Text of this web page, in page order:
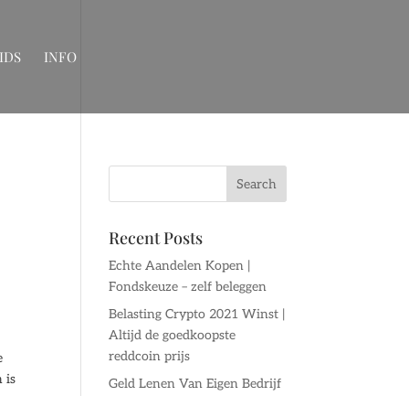
INFO
is
Recent Posts
Echte Aandelen Kopen |
Fondskeuze – zelf beleggen
Belasting Crypto 2021 Winst |
Altijd de goedkoopste
reddcoin prijs
Geld Lenen Van Eigen Bedrijf